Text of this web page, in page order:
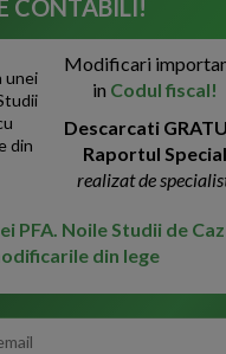
Declaratii fiscale ANAF
Ian-2016
art.147, alin.(1) din
acestora (...) sunt
nominala a
CONTABILI!
Modificari
in Codul fiscal!
Descarcati
Raportul Special
realizat de
PFA. Noile Studii de
din lege